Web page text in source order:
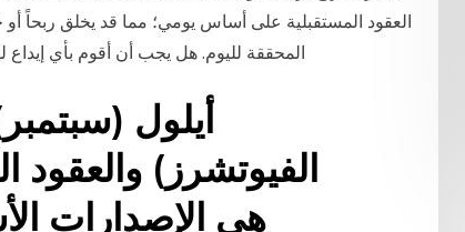
العقود المستقبلية على أساس يومي؛ مما قد يخلق ربحاً
المحققة لليوم. هل يجب أن أقوم بأي إيداع لهامش